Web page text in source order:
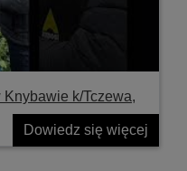
k/Tczewa,
Dowiedz się więcej